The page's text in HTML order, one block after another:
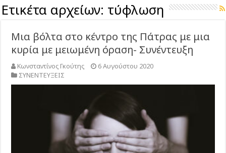
Ετικέτα αρχείων: τύφλωση
Μια βόλτα στο κέντρο της Πάτρας με μια
κυρία με μειωμένη όραση- Συνέντευξη
Κωνσταντίνος Γκούτης
6 Αυγούστου 2020
ΣΥΝΕΝΤΕΥΞΕΙΣ